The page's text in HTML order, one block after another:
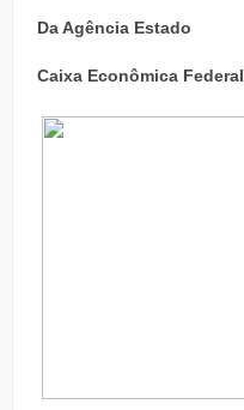
Da Agência Estado
Caixa Econômica Federal